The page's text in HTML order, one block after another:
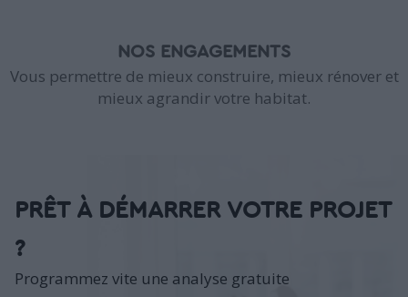
NOS ENGAGEMENTS
Vous permettre de mieux construire, mieux rénover et
mieux agrandir votre habitat.
PRÊT À DÉMARRER VOTRE PROJET
?
Programmez vite une analyse gratuite